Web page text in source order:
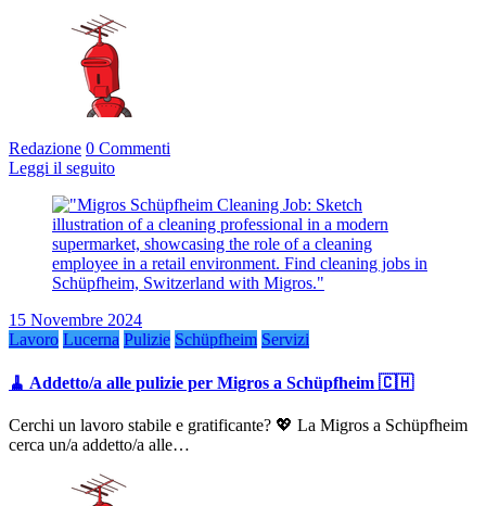
Redazione 0 Commenti
Leggi il seguito
15 Novembre 2024
Lavoro Lucerna Pulizie Schüpfheim Servizi
🧹 Addetto/a alle pulizie per Migros a Schüpfheim 🇨🇭
Cerchi un lavoro stabile e gratificante? 💖 La Migros a Schüpfheim
cerca un/a addetto/a alle…